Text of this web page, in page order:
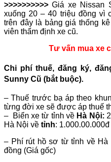
>>>>>>>>>> Giá xe Nissan
xuống 20 – 40 triệu đồng vì
trên đây là bảng giá thống
viên thẩm định xe cũ.
Tư vấn mua xe
Chi phí thuế, đăng ký,
Sunny Cũ (bắt buộc).
– Thuế trước bạ áp theo
từng đời xe sẽ được áp thuế
– Biển xe từ tỉnh về Hà Nội:
Hà Nội về tỉnh: 1.000.00.000đ
– Phí rút hồ sơ từ tỉnh về
đồng (Giá gốc)